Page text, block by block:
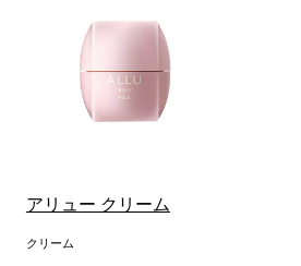
アリュー クリーム
クリーム